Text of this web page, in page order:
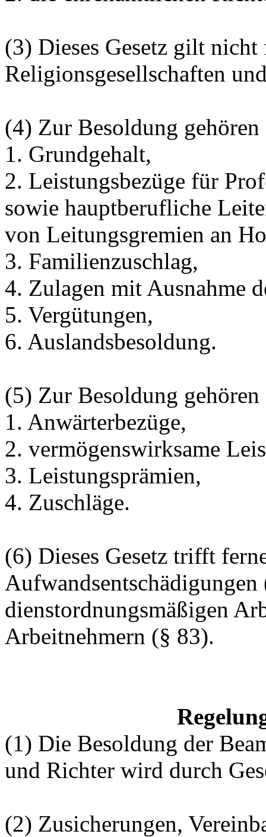
(3) Dieses Gesetz gilt
Religionsgesellschaften
(4) Zur Besoldung
1. Grundgehalt,
2. Leistungsbezüge für
sowie hauptberufliche
von Leitungsgremien an
3. Familienzuschlag,
4. Zulagen mit Ausnahme
5. Vergütungen,
6. Auslandsbesoldung.
(5) Zur Besoldung
1. Anwärterbezüge,
2. vermögenswirksame
3. Leistungsprämien,
4. Zuschläge.
(6) Dieses Gesetz trifft
dienstordnungsmäßigen
Arbeitnehmern (§ 83).
(1) Die Besoldung der
und Richter wird durch
(2) Zusicherungen,